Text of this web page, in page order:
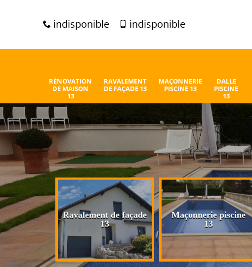
indisponible indisponible
RÉNOVATION
DE MAISON
13
RAVALEMENT
DE FAÇADE 13
MAÇONNERIE
PISCINE 13
DALLE
PISCINE
13
de maison
Ravalement de façade
13
Maçonnerie piscine
13